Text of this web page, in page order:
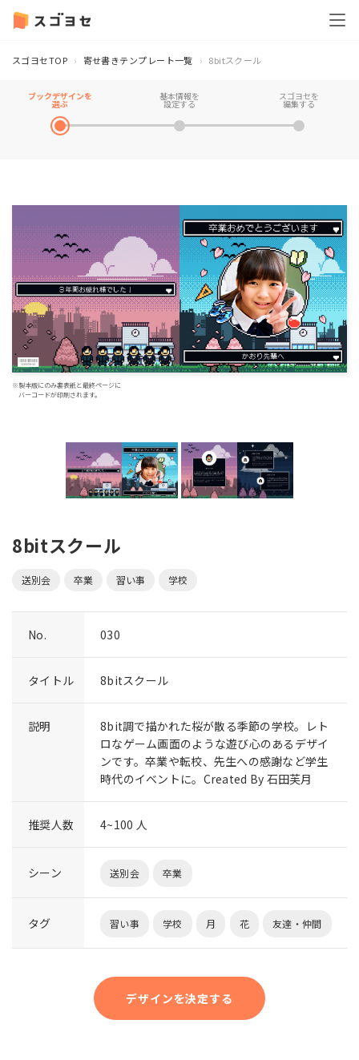
スゴヨセTOP 寄せ書きテンプレート一覧 8bitスクール
ブックデザインを
選ぶ
基本情報を
設定する
スゴヨセを
編集する
※製本版にのみ裏表紙と最終ページに
バーコードが印刷されます。
8bitスクール
送別会 卒業 習い事 学校
No. 030
タイトル 8bitスクール
説明
8bit調で描かれた桜が散る季節の学校。レト
ロなゲーム画面のような遊び心のあるデザイ
ンです。卒業や転校、先生への感謝など学生
時代のイベントに。Created By 石田芙月
推奨人数 4~100 人
シーン 送別会 卒業
タグ 習い事 学校 月 花 友達・仲間
デザインを決定する